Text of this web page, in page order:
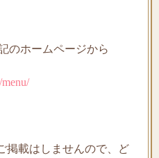
のホームページから
掲載はしませんので、ど